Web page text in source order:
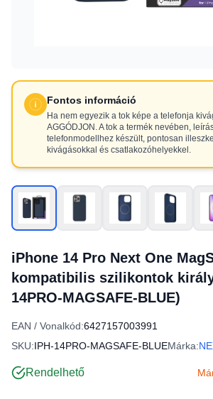
Fontos információ
Ha nem egyezik a tok képe a telefonja
AGGÓDJON. A tok a termék nevében,
telefonmodellhez készült, pontosan
kivágásokkal és csatlakozóhelyekkel.
iPhone 14 Pro Next One
kompatibilis szilikontok
14PRO-MAGSAFE-BLUE)
EAN / Vonalkód:6427157003991
SKU:IPH-14PRO-MAGSAFE-BLUEMárka:
Rendelhető